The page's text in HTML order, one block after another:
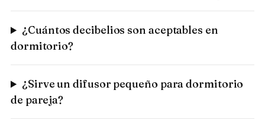
¿Cuántos decibelios son aceptables en
dormitorio?
¿Sirve un difusor pequeño para dormitorio
de pareja?